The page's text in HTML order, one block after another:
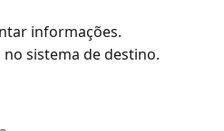
informações.
sistema de destino.